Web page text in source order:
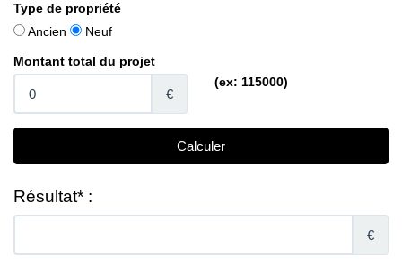
Type de propriété
Ancien
Neuf
Montant total du projet
€
(ex: 115000)
Résultat* :
€